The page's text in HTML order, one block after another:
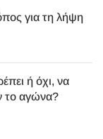
για τη λήψη
ή όχι, να
το αγώνα?